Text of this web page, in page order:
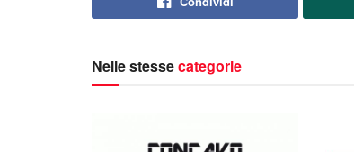
Nelle stessecategorie